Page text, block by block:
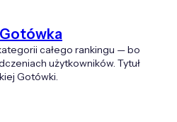
całego rankingu — bo
użytkowników. Tytuł
Gotówki.